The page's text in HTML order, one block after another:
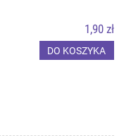
1,90 zł
DO KOSZYKA